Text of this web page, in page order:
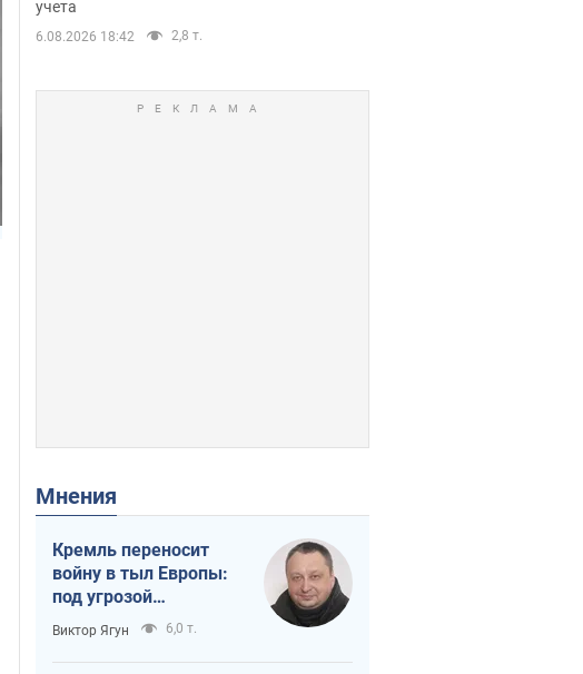
учета
6.08.2026 18:42 2,8 т.
Мнения
Кремль переносит
войну в тыл Европы:
под угрозой
критическая
логистика
Виктор Ягун 6,0 т.